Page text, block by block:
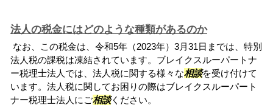
法人の税金にはどのような種類があるのか
なお、この税金は、令和5年（2023年）3月31日までは、特別
法人税の課税は凍結されています。ブレイクスルーパートナ
ー税理士法人では、法人税に関する様々な相談を受け付けて
います。法人税に関してお困りの際はブレイクスルーパート
ナー税理士法人にご相談ください。